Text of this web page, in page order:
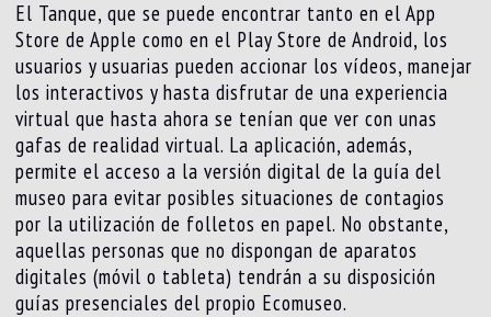
El Tanque, que se puede encontrar tanto en el App
Store de Apple como en el Play Store de Android, los
usuarios y usuarias pueden accionar los vídeos, manejar
los interactivos y hasta disfrutar de una experiencia
virtual que hasta ahora se tenían que ver con unas
gafas de realidad virtual. La aplicación, además,
permite el acceso a la versión digital de la guía del
museo para evitar posibles situaciones de contagios
por la utilización de folletos en papel. No obstante,
aquellas personas que no dispongan de aparatos
digitales (móvil o tableta) tendrán a su disposición
guías presenciales del propio Ecomuseo.